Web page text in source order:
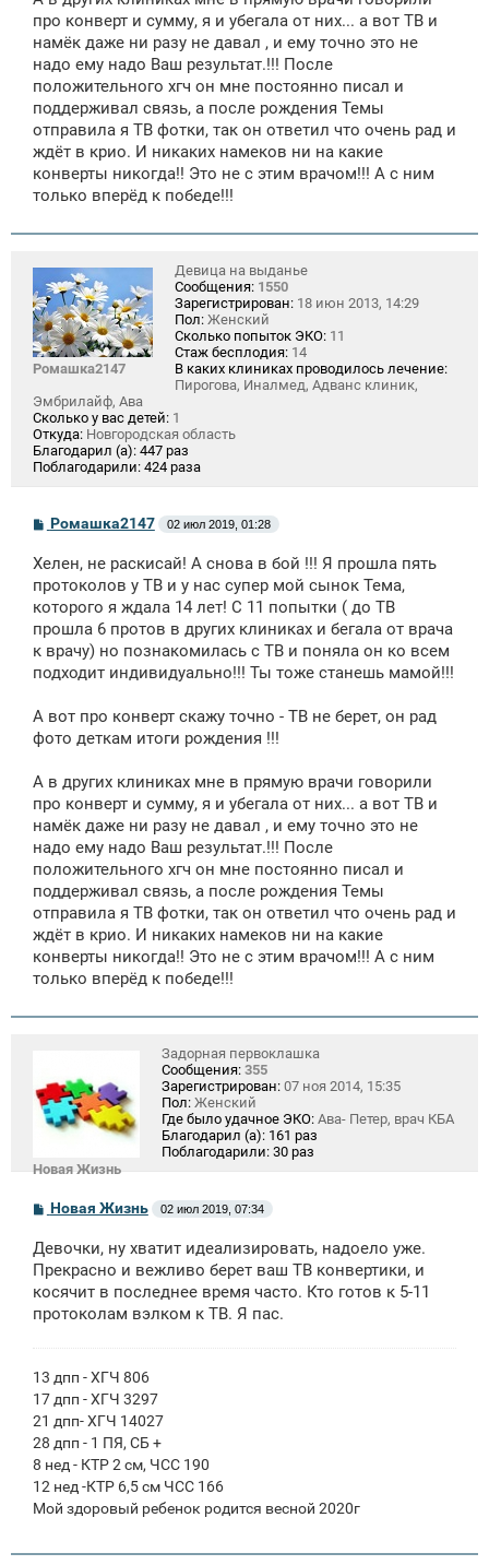
про конверт и сумму, я и убегала от них... а вот ТВ и
намёк даже ни разу не давал , и ему точно это не
надо ему надо Ваш результат.!!! После
положительного хгч он мне постоянно писал и
поддерживал связь, а после рождения Темы
отправила я ТВ фотки, так он ответил что очень рад и
ждёт в крио. И никаких намеков ни на какие
конверты никогда!! Это не с этим врачом!!! А с ним
только вперёд к победе!!!
Ромашка2147
Девица на выданье
Сообщения: 1550
Зарегистрирован: 18 июн 2013, 14:29
Пол: Женский
Сколько попыток ЭКО: 11
Стаж бесплодия: 14
В каких клиниках проводилось лечение:
Пирогова, Иналмед, Адванс клиник,
Эмбрилайф, Ава
Сколько у вас детей: 1
Откуда: Новгородская область
Благодарил (а): 447 раз
Поблагодарили: 424 раза
С
о
б
щ
е
н
и
е
Ромашка2147 02 июл 2019, 01:28
Хелен, не раскисай! А снова в бой !!! Я прошла пять
протоколов у ТВ и у нас супер мой сынок Тема,
которого я ждала 14 лет! С 11 попытки ( до ТВ
прошла 6 протов в других клиниках и бегала от врача
к врачу) но познакомилась с ТВ и поняла он ко всем
подходит индивидуально!!! Ты тоже станешь мамой!!!
А вот про конверт скажу точно - ТВ не берет, он рад
фото деткам итоги рождения !!!
А в других клиниках мне в прямую врачи говорили
про конверт и сумму, я и убегала от них... а вот ТВ и
намёк даже ни разу не давал , и ему точно это не
надо ему надо Ваш результат.!!! После
положительного хгч он мне постоянно писал и
поддерживал связь, а после рождения Темы
отправила я ТВ фотки, так он ответил что очень рад и
ждёт в крио. И никаких намеков ни на какие
конверты никогда!! Это не с этим врачом!!! А с ним
только вперёд к победе!!!
Новая Жизнь
Задорная первоклашка
Сообщения: 355
Зарегистрирован: 07 ноя 2014, 15:35
Пол: Женский
Где было удачное ЭКО: Ава- Петер, врач КБА
Благодарил (а): 161 раз
Поблагодарили: 30 раз
С
о
б
щ
е
н
и
е
Новая Жизнь 02 июл 2019, 07:34
Девочки, ну хватит идеализировать, надоело уже.
Прекрасно и вежливо берет ваш ТВ конвертики, и
косячит в последнее время часто. Кто готов к 5-11
протоколам вэлком к ТВ. Я пас.
13 дпп - ХГЧ 806
17 дпп - ХГЧ 3297
21 дпп- ХГЧ 14027
28 дпп - 1 ПЯ, СБ +
8 нед - КТР 2 см, ЧСС 190
12 нед -КТР 6,5 см ЧСС 166
Мой здоровый ребенок родится весной 2020г